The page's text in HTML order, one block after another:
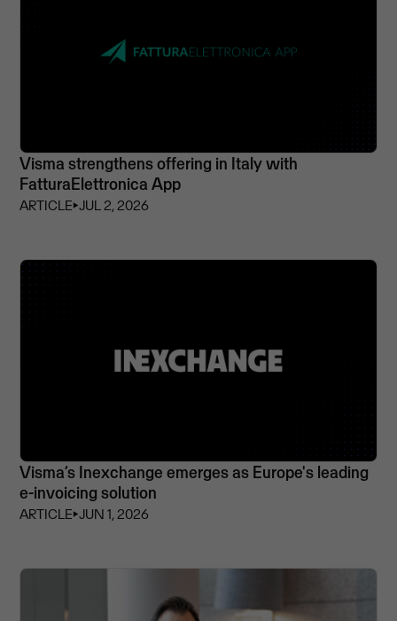
Visma strengthens offering in Italy with
FatturaElettronica App
ARTICLE⏵JUL 2, 2026
Visma’s Inexchange emerges as Europe's leading
e-invoicing solution
ARTICLE⏵JUN 1, 2026